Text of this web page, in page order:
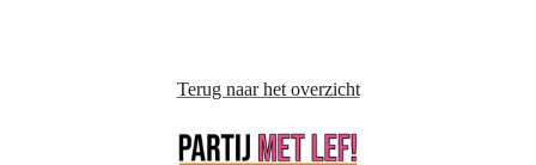
Terug naar het overzicht